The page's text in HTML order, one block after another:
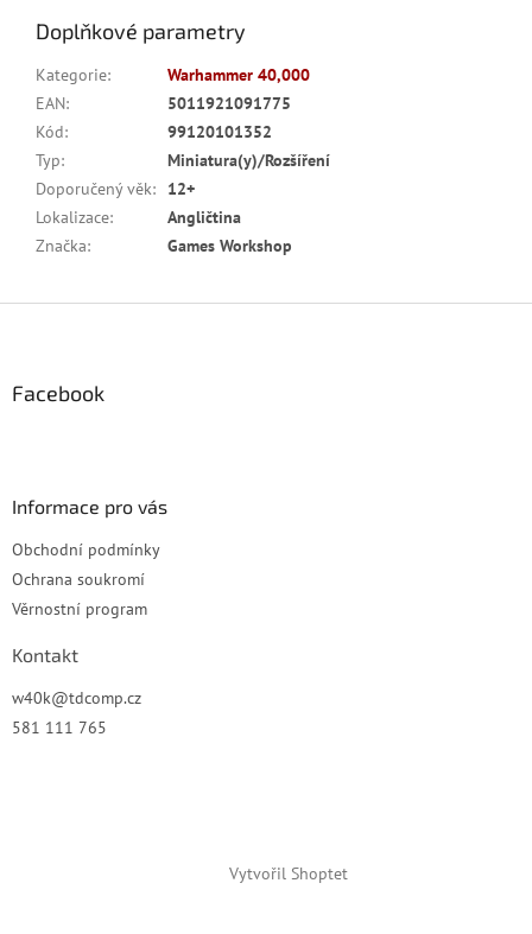
Doplňkové parametry
Kategorie:
Warhammer 40,000
EAN:
5011921091775
Kód:
99120101352
Typ:
Miniatura(y)/Rozšíření
Doporučený věk:
12+
Lokalizace:
Angličtina
Značka: Games Workshop
Facebook
Informace pro vás
Obchodní podmínky
Ochrana soukromí
Věrnostní program
Kontakt
w40k@tdcomp.cz
581 111 765
Vytvořil Shoptet